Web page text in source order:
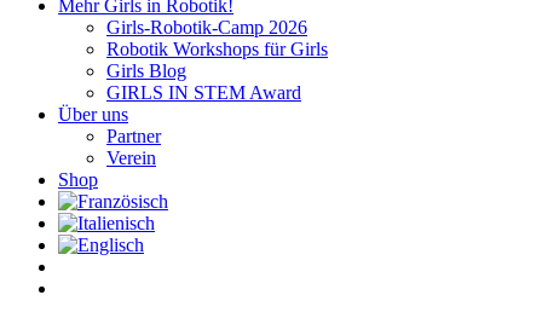
Mehr Girls in Robotik!
Girls-Robotik-Camp 2026
Robotik Workshops für Girls
Girls Blog
GIRLS IN STEM Award
Über uns
Partner
Verein
Shop